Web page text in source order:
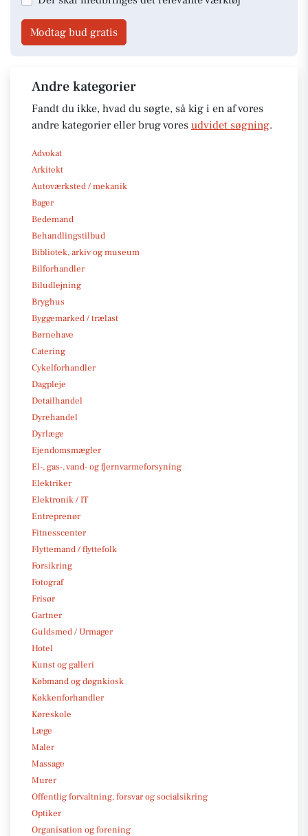
Modtag bud gratis
Andre kategorier
Fandt du ikke, hvad du søgte, så kig i en af vores
andre kategorier eller brug vores udvidet søgning.
Advokat
Arkitekt
Autoværksted / mekanik
Bager
Bedemand
Behandlingstilbud
Bibliotek, arkiv og museum
Bilforhandler
Biludlejning
Bryghus
Byggemarked / trælast
Børnehave
Catering
Cykelforhandler
Dagpleje
Detailhandel
Dyrehandel
Dyrlæge
Ejendomsmægler
El-, gas-, vand- og fjernvarmeforsyning
Elektriker
Elektronik / IT
Entreprenør
Fitnesscenter
Flyttemand / flyttefolk
Forsikring
Fotograf
Frisør
Gartner
Guldsmed / Urmager
Hotel
Kunst og galleri
Købmand og døgnkiosk
Køkkenforhandler
Køreskole
Læge
Maler
Massage
Murer
Offentlig forvaltning, forsvar og socialsikring
Optiker
Organisation og forening